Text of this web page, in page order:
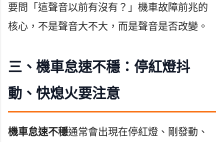
要問「這聲音以前有沒有？」機車故障前兆的
核心，不是聲音大不大，而是聲音是否改變。
三、機車怠速不穩：停紅燈抖
動、快熄火要注意
機車怠速不穩通常會出現在停紅燈、剛發動、